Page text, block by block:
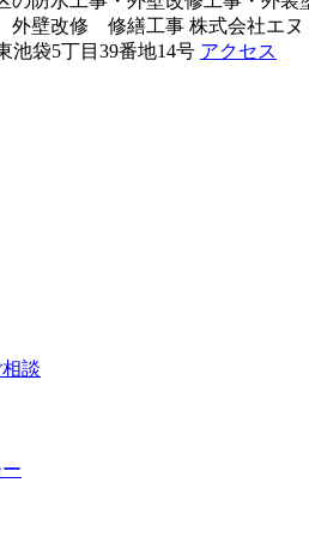
外壁改修 修繕工事 株式会社エヌ
池袋5丁目39番地14号 アクセス
談